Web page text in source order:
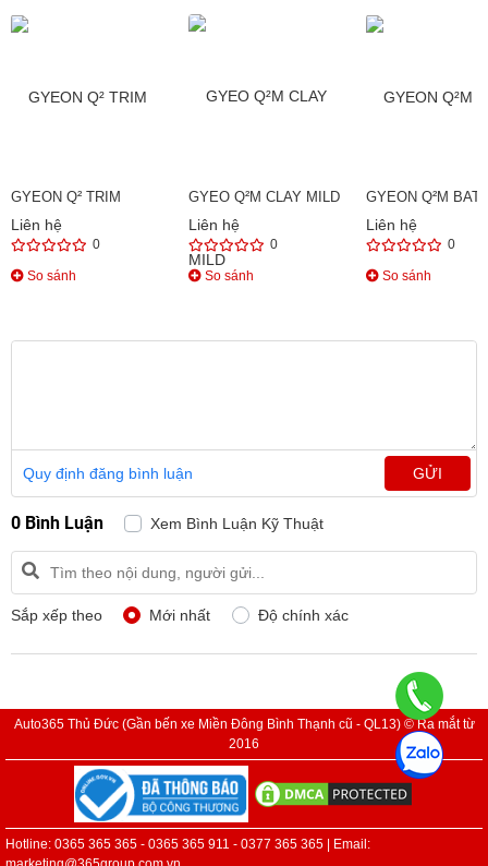
GYEON Q² TRIM
Liên hệ
0
So sánh
GYEO Q²M CLAY MILD
Liên hệ
0
So sánh
GYEON Q²M
Liên hệ
0
So sánh
Quy định đăng bình luận GỬI
0 Bình Luận Xem Bình Luận Kỹ Thuật
Sắp xếp theo Mới nhất Độ chính xác
Auto365 Thủ Đức (Gần bến xe Miền Đông Bình Thạnh cũ - QL13) © Ra mắt từ
2016
Hotline: 0365 365 365 - 0365 365 911 - 0377 365 365 | Email: